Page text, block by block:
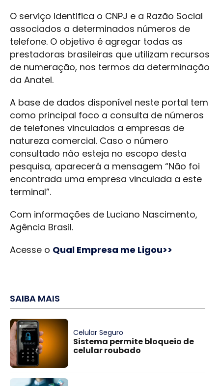
O serviço identifica o CNPJ e a Razão Social
associados a determinados números de
telefone. O objetivo é agregar todas as
prestadoras brasileiras que utilizam recursos
de numeração, nos termos da determinação
da Anatel.
A base de dados disponível neste portal tem
como principal foco a consulta de números
de telefones vinculados a empresas de
natureza comercial. Caso o número
consultado não esteja no escopo desta
pesquisa, aparecerá a mensagem “Não foi
encontrada uma empresa vinculada a este
terminal”.
Com informações de Luciano Nascimento,
Agência Brasil.
Acesse o Qual Empresa me Ligou>>
SAIBA MAIS
Celular Seguro
Sistema permite bloqueio de
celular roubado